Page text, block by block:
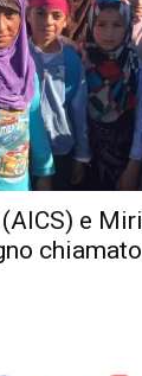
(AICS) e
chiamato